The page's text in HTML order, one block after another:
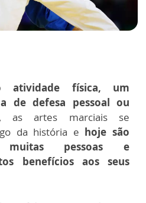
atividade física, um
de defesa pessoal ou
as artes marciais se
da história e hoje são
pessoas e
benefícios aos seus